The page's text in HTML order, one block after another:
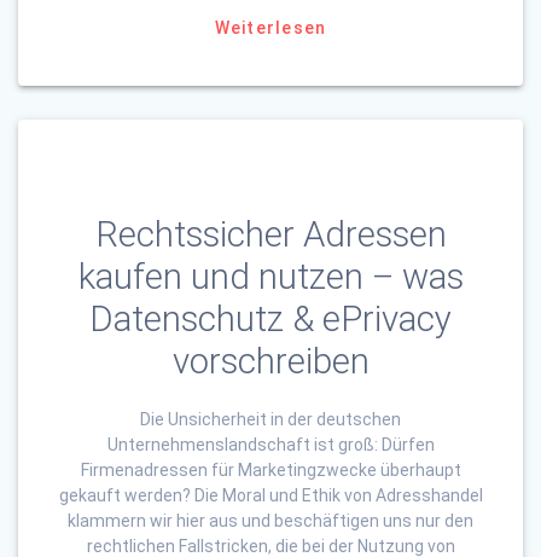
Weiterlesen
Rechtssicher Adressen
kaufen und nutzen – was
Datenschutz & ePrivacy
vorschreiben
Die Unsicherheit in der deutschen
Unternehmenslandschaft ist groß: Dürfen
Firmenadressen für Marketingzwecke überhaupt
gekauft werden? Die Moral und Ethik von Adresshandel
klammern wir hier aus und beschäftigen uns nur den
rechtlichen Fallstricken, die bei der Nutzung von